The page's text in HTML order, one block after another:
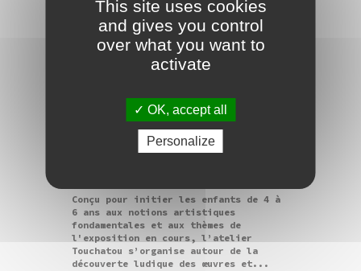
Atelier Touchatou 4-6
ans / vacances de
Conçu pour initier les enfants de 4 à
6 ans aux notions artistiques
fondamentales et aux thèmes de
l'exposition en cours, l’atelier
Touchatou s’organise autour de la
découverte ludique des œuvres et...
This site uses cookies
and gives you control
over what you want to
activate
OK, accept all
Personalize